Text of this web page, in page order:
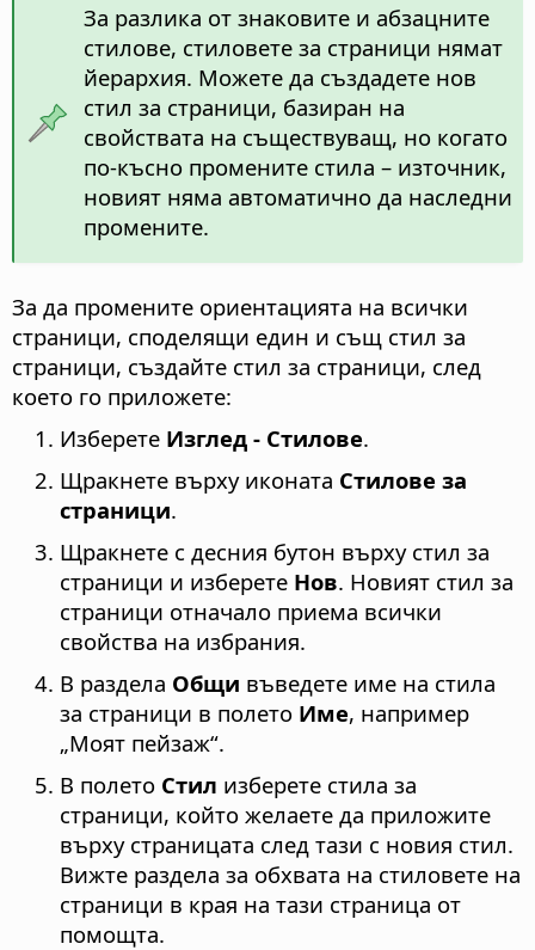
За разлика от знаковите и абзацните
стилове, стиловете за страници нямат
йерархия. Можете да създадете нов
стил за страници, базиран на
свойствата на съществуващ, но когато
по-късно промените стила – източник,
новият няма автоматично да наследни
промените.
За да промените ориентацията на всички
страници, споделящи един и същ стил за
страници, създайте стил за страници, след
което го приложете:
Изберете Изглед - Стилове.
Щракнете върху иконата Стилове за
страници.
Щракнете с десния бутон върху стил за
страници и изберете Нов. Новият стил за
страници отначало приема всички
свойства на избрания.
В раздела Общи въведете име на стила
за страници в полето Име, например
„Моят пейзаж“.
В полето Стил изберете стила за
страници, който желаете да приложите
върху страницата след тази с новия стил.
Вижте раздела за обхвата на стиловете на
страници в края на тази страница от
помощта.